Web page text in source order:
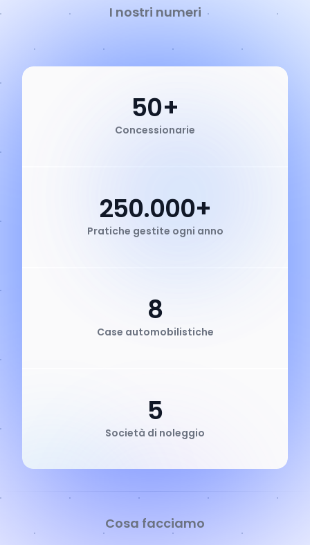
I nostri numeri
Concessionarie
50+
Pratiche gestite ogni anno
250.000+
Case automobilistiche
8
Società di noleggio
5
Cosa facciamo